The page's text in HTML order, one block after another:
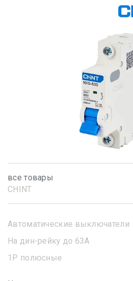
все товары
CHINT
Автоматические выключатели
На дин-рейку до 63А
1Р полюсные